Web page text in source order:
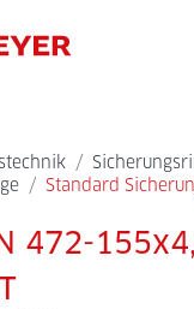
/
/ Standard
472-